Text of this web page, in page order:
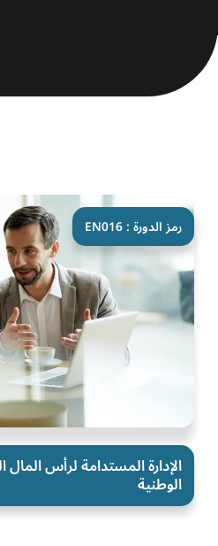
المحتوى
رمز الدورة : EN016
الإدارة المستدامة لرأس المال
الوطنية